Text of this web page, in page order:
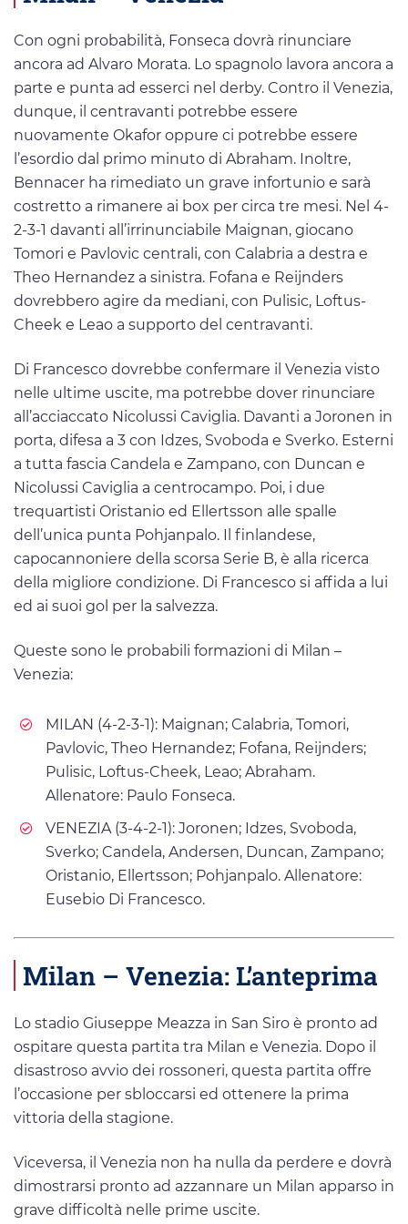
Con ogni probabilità, Fonseca dovrà rinunciare
ancora ad Alvaro Morata. Lo spagnolo lavora ancora a
parte e punta ad esserci nel derby. Contro il Venezia,
dunque, il centravanti potrebbe essere
nuovamente Okafor oppure ci potrebbe essere
l’esordio dal primo minuto di Abraham. Inoltre,
Bennacer ha rimediato un grave infortunio e sarà
costretto a rimanere ai box per circa tre mesi. Nel 4-
2-3-1 davanti all’irrinunciabile Maignan, giocano
Tomori e Pavlovic centrali, con Calabria a destra e
Theo Hernandez a sinistra. Fofana e Reijnders
dovrebbero agire da mediani, con Pulisic, Loftus-
Cheek e Leao a supporto del centravanti.
Di Francesco dovrebbe confermare il Venezia visto
nelle ultime uscite, ma potrebbe dover rinunciare
all’acciaccato Nicolussi Caviglia. Davanti a Joronen in
porta, difesa a 3 con Idzes, Svoboda e Sverko. Esterni
a tutta fascia Candela e Zampano, con Duncan e
Nicolussi Caviglia a centrocampo. Poi, i due
trequartisti Oristanio ed Ellertsson alle spalle
dell’unica punta Pohjanpalo. Il finlandese,
capocannoniere della scorsa Serie B, è alla ricerca
della migliore condizione. Di Francesco si affida a lui
ed ai suoi gol per la salvezza.
Queste sono le probabili formazioni di Milan –
Venezia:
MILAN (4-2-3-1): Maignan; Calabria, Tomori,
Pavlovic, Theo Hernandez; Fofana, Reijnders;
Pulisic, Loftus-Cheek, Leao; Abraham.
Allenatore: Paulo Fonseca.
VENEZIA (3-4-2-1): Joronen; Idzes, Svoboda,
Sverko; Candela, Andersen, Duncan, Zampano;
Oristanio, Ellertsson; Pohjanpalo. Allenatore:
Eusebio Di Francesco.
Milan – Venezia: L’anteprima
Lo stadio Giuseppe Meazza in San Siro è pronto ad
ospitare questa partita tra Milan e Venezia. Dopo il
disastroso avvio dei rossoneri, questa partita offre
l’occasione per sbloccarsi ed ottenere la prima
vittoria della stagione.
Viceversa, il Venezia non ha nulla da perdere e dovrà
dimostrarsi pronto ad azzannare un Milan apparso in
grave difficoltà nelle prime uscite.